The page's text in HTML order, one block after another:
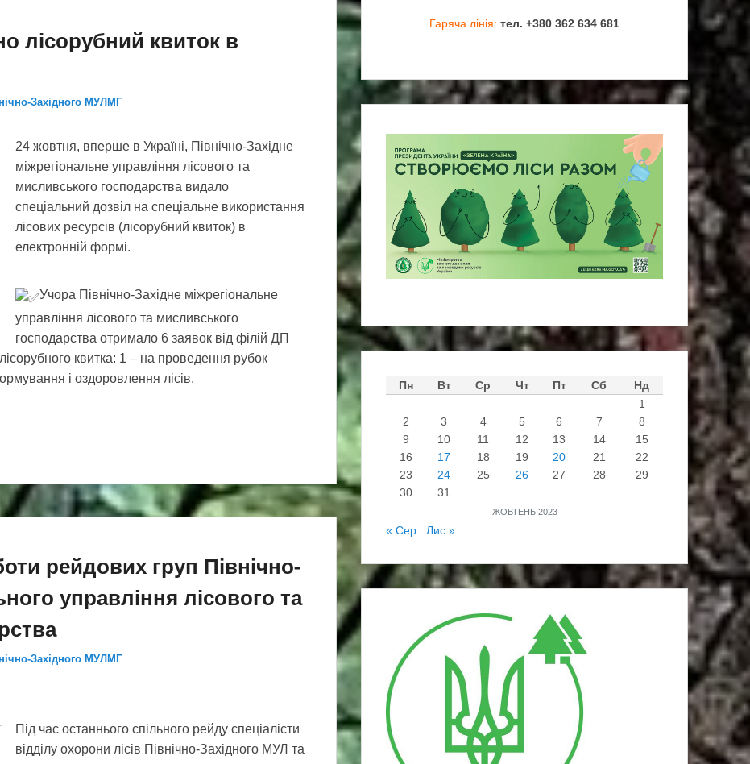
лісорубний квиток в
Західного МУЛМГ
24 жовтня, вперше в Україні, Північно-Західне
міжрегіональне управління лісового та
мисливського господарства видало
спеціальний дозвіл на спеціальне використання
лісових ресурсів (лісорубний квиток) в
електронній формі.
Учора Північно-Західне міжрегіональне
управління лісового та мисливського
господарства отримало 6 заявок від філій ДП
квитка: 1 – на проведення рубок
і оздоровлення лісів.
рейдових груп Північно-
управління лісового та
Західного МУЛМГ
Під час останнього спільного рейду спеціалісти
відділу охорони лісів Північно-Західного МУЛ та
Гаряча лінія: тел. +380 362 634 681
ЖОВТЕНЬ 2023
Пн Вт Ср Чт Пт Сб
Нд
1
2
3 4 5 6 7
8
9
10 11 12 13 14
15
16
17 18 19 20 21
22
23
24 25 26 27 28
29
30
31
« Сер Лис »